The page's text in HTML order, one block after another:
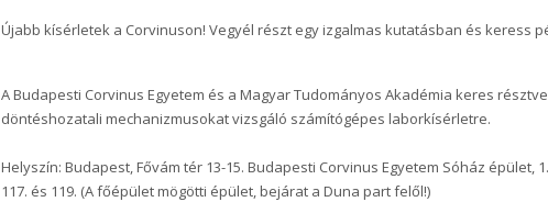
Újabb kísérletek a Corvinuson! Vegyél részt egy izgalmas kutatásban és keress
A Budapesti Corvinus Egyetem és a Magyar Tudományos Akadémia keres
döntéshozatali mechanizmusokat vizsgáló számítógépes laborkísérletre.
Helyszín: Budapest, Fővám tér 13-15. Budapesti Corvinus Egyetem Sóház épület,
117. és 119. (A főépület mögötti épület, bejárat a Duna part felől!)